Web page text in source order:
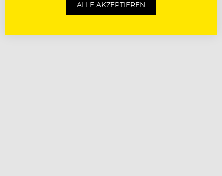
ALLE AKZEPTIEREN